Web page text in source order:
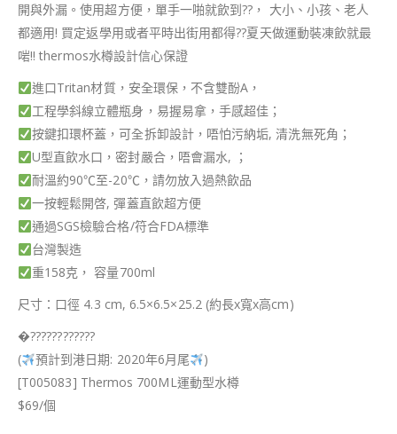
開與外漏。使用超方便，單手一啪就飲到?? ， 大小、小孩、老人
都適用! 買定返學用或者平時出街用都得??夏天做運動裝凍飲就最
啱!! thermos水樽設計信心保證
進口Tritan材質，安全環保，不含雙酚A，
工程學斜線立體瓶身，易握易拿，手感超佳；
按鍵扣環杯蓋，可全拆卸設計，唔怕污納垢, 清洗無死角；
U型直飲水口，密封嚴合，唔會漏水, ；
耐溫約90℃至-20℃，請勿放入過熱飲品
一按輕鬆開啓, 彈蓋直飲超方便
通過SGS檢驗合格/符合FDA標準
台灣製造
重158克， 容量700ml
尺寸：口徑 4.3 cm, 6.5×6.5×25.2 (約長x寬x高cm)
�????????????
(
預計到港日期: 2020年6月尾
)
[T005083] Thermos 700ML運動型水樽
$69/個